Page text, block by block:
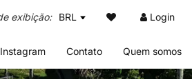
BRL Login
Instagram Contato Quem somos